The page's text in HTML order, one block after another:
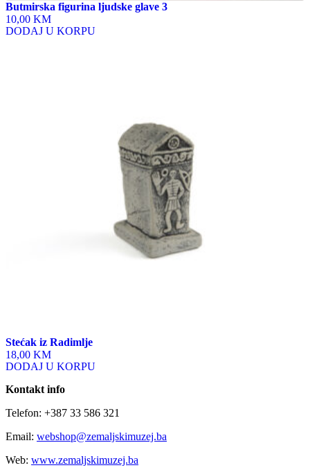
Butmirska figurina ljudske glave 3
10,00 KM
DODAJ U KORPU
Stećak iz Radimlje
18,00 KM
DODAJ U KORPU
Kontakt info
Telefon: +387 33 586 321
Email: webshop@zemaljskimuzej.ba
Web: www.zemaljskimuzej.ba